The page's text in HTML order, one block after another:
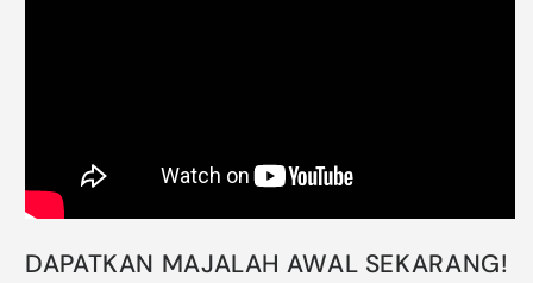
DAPATKAN MAJALAH AWAL SEKARANG!